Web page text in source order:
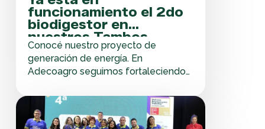
funcionamiento el 2do
biodigestor en
nuestros Tambos
Conocé nuestro proyecto de
generación de energía. En
Adecoagro seguimos fortaleciendo
producción. Por eso, incorporamos
un segundo biodigestor en nuestros
Tambos para generar energía
Fuimos
certificados